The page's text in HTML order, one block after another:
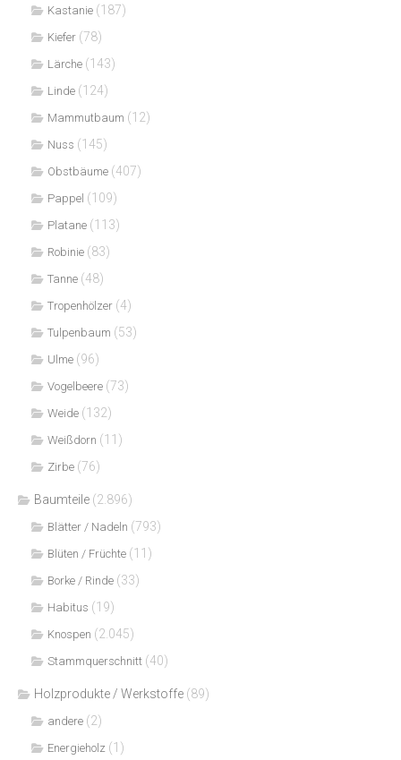
Kastanie (187)
Kiefer (78)
Lärche (143)
Linde (124)
Mammutbaum (12)
Nuss (145)
Obstbäume (407)
Pappel (109)
Platane (113)
Robinie (83)
Tanne (48)
Tropenhölzer (4)
Tulpenbaum (53)
Ulme (96)
Vogelbeere (73)
Weide (132)
Weißdorn (11)
Zirbe (76)
Baumteile (2.896)
Blätter / Nadeln (793)
Blüten / Früchte (11)
Borke / Rinde (33)
Habitus (19)
Knospen (2.045)
Stammquerschnitt (40)
Holzprodukte / Werkstoffe (89)
andere (2)
Energieholz (1)